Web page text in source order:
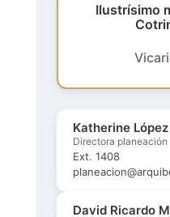
Ilustrísimo
Katherine
Directora planeación
Ext. 1408
David Ricardo